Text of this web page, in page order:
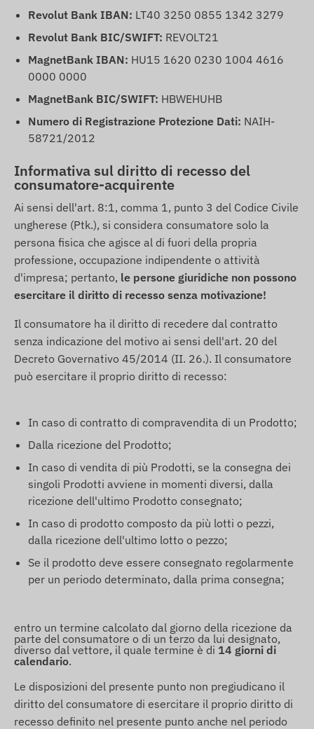
Revolut Bank IBAN: LT40 3250 0855 1342 3279
Revolut Bank BIC/SWIFT: REVOLT21
MagnetBank IBAN: HU15 1620 0230 1004 4616
0000 0000
MagnetBank BIC/SWIFT: HBWEHUHB
Numero di Registrazione Protezione Dati: NAIH-
58721/2012
Informativa sul diritto di recesso del
consumatore-acquirente
Ai sensi dell'art. 8:1, comma 1, punto 3 del Codice Civile
ungherese (Ptk.), si considera consumatore solo la
persona fisica che agisce al di fuori della propria
professione, occupazione indipendente o attività
d'impresa; pertanto, le persone giuridiche non possono
esercitare il diritto di recesso senza motivazione!
Il consumatore ha il diritto di recedere dal contratto
senza indicazione del motivo ai sensi dell'art. 20 del
Decreto Governativo 45/2014 (II. 26.). Il consumatore
può esercitare il proprio diritto di recesso:
In caso di contratto di compravendita di un Prodotto;
Dalla ricezione del Prodotto;
In caso di vendita di più Prodotti, se la consegna dei
singoli Prodotti avviene in momenti diversi, dalla
ricezione dell'ultimo Prodotto consegnato;
In caso di prodotto composto da più lotti o pezzi,
dalla ricezione dell'ultimo lotto o pezzo;
Se il prodotto deve essere consegnato regolarmente
per un periodo determinato, dalla prima consegna;
entro un termine calcolato dal giorno della ricezione da
parte del consumatore o di un terzo da lui designato,
diverso dal vettore, il quale termine è di 14 giorni di
calendario.
Le disposizioni del presente punto non pregiudicano il
diritto del consumatore di esercitare il proprio diritto di
recesso definito nel presente punto anche nel periodo